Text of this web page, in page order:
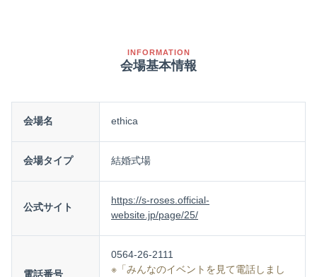
INFORMATION
会場基本情報
会場名 ethica
会場タイプ 結婚式場
公式サイト
https://s-roses.official-
website.jp/page/25/
電話番号
0564-26-2111
※「みんなのイベントを見て電話しまし